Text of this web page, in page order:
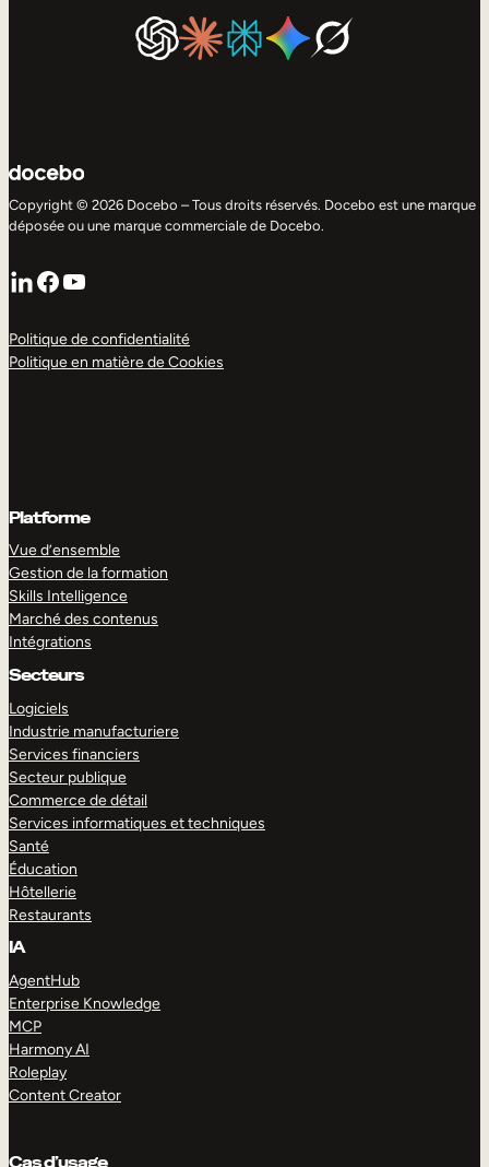
Copyright © 2026 Docebo – Tous droits réservés. Docebo est une marque
déposée ou une marque commerciale de Docebo.
LinkedIn
Facebook
YouTube
Politique de confidentialité
Politique en matière de Cookies
Platforme
Vue d’ensemble
Gestion de la formation
Skills Intelligence
Marché des contenus
Intégrations
Secteurs
Logiciels
Industrie manufacturiere
Services financiers
Secteur publique
Commerce de détail
Services informatiques et techniques
Santé
Éducation
Hôtellerie
Restaurants
IA
AgentHub
Enterprise Knowledge
MCP
Harmony AI
Roleplay
Content Creator